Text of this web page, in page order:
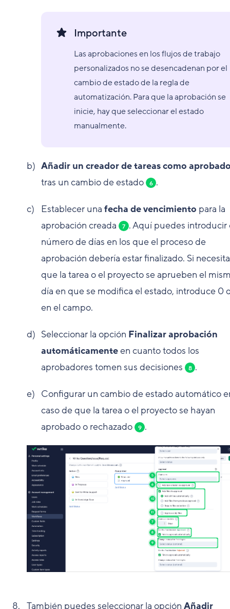
Importante
Las aprobaciones en los flujos de trabajo
personalizados no se desencadenan por el
cambio de estado de la regla de
automatización. Para que la aprobación se
inicie, hay que seleccionar el estado
manualmente.
Añadir un creador de tareas como
tras un cambio de estado
6 .
Establecer una fecha de vencimiento para la
aprobación creada
7 . Aquí puedes introducir
número de días en los que el proceso de
aprobación debería estar finalizado. Si
que la tarea o el proyecto se aprueben el
día en que se modifica el estado, introduce 0
en el campo.
Seleccionar la opción Finalizar aprobación
automáticamenteen cuanto todos los
aprobadores tomen sus decisiones
8 .
Configurar un cambio de estado automático
caso de que la tarea o el proyecto se hayan
aprobado o rechazado
9 .
También puedes seleccionar la opción Añadir